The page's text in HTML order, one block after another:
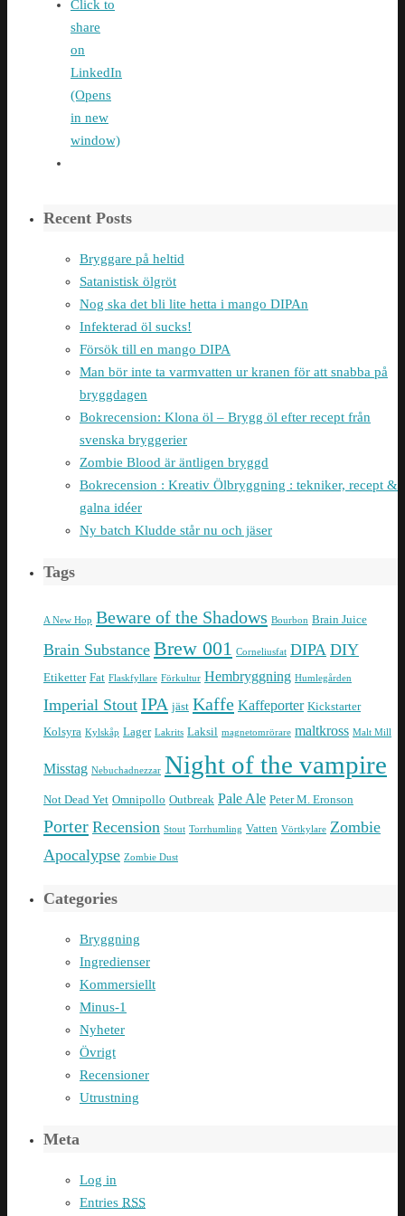
Click to
share
on
LinkedIn
(Opens
in new
window)
Recent Posts
Bryggare på heltid
Satanistisk ölgröt
Nog ska det bli lite hetta i mango DIPAn
Infekterad öl sucks!
Försök till en mango DIPA
Man bör inte ta varmvatten ur kranen för att snabba på
bryggdagen
Bokrecension: Klona öl – Brygg öl efter recept från
svenska bryggerier
Zombie Blood är äntligen bryggd
Bokrecension : Kreativ Ölbryggning : tekniker, recept &
galna idéer
Ny batch Kludde står nu och jäser
Tags
A New Hop Beware of the Shadows Bourbon Brain Juice
Brain Substance Brew 001 Corneliusfat DIPA DIY
Etiketter Fat Flaskfyllare Förkultur Hembryggning Humlegården
Imperial Stout IPA jäst Kaffe Kaffeporter Kickstarter
Kolsyra Kylskåp Lager Lakrits Laksil magnetomrörare maltkross Malt Mill
Misstag Nebuchadnezzar Night of the vampire
Not Dead Yet Omnipollo Outbreak Pale Ale Peter M. Eronson
Porter Recension Stout Torrhumling Vatten Vörtkylare Zombie
Apocalypse Zombie Dust
Categories
Bryggning
Ingredienser
Kommersiellt
Minus-1
Nyheter
Övrigt
Recensioner
Utrustning
Meta
Log in
Entries RSS